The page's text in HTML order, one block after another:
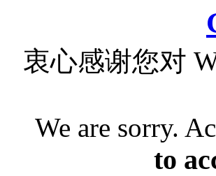
衷心感谢您对
We are sorry.
to